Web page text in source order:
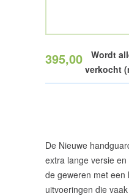
395,00
Wordt
verkocht
De Nieuwe
extra lange versie
de geweren met een
uitvoeringen die